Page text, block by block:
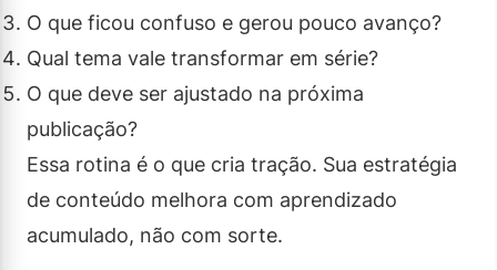
O que ficou confuso e gerou pouco avanço?
Qual tema vale transformar em série?
O que deve ser ajustado na próxima
publicação?
Essa rotina é o que cria tração. Sua estratégia
de conteúdo melhora com aprendizado
acumulado, não com sorte.